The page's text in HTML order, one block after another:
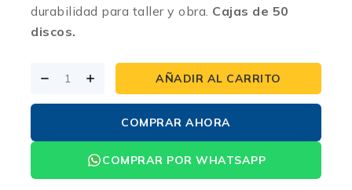
durabilidad para taller y obra. Cajas de 50
discos.
AÑADIR AL CARRITO
COMPRAR AHORA
COMPRAR POR WHATSAPP